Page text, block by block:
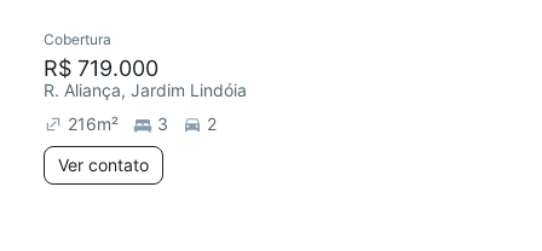
Cobertura
R$ 719.000
R. Aliança, Jardim Lindóia
216m² 3
2
Ver contato